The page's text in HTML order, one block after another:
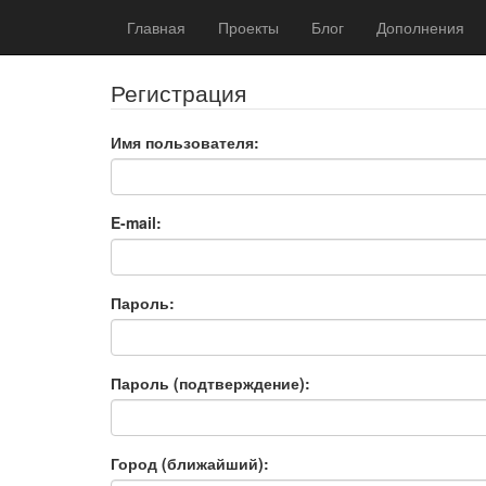
Главная Проекты Блог Дополнения
Регистрация
Имя пользователя:
E-mail:
Пароль:
Пароль (подтверждение):
Город (ближайший):